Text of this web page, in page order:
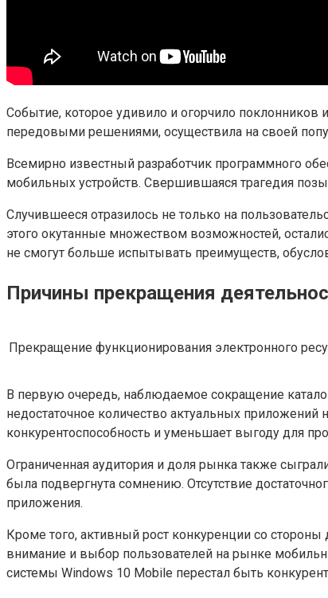
Событие, которое удивило и огорчило
передовыми решениями, осуществила на своей
Всемирно известный разработчик программного
мобильных устройств. Свершившаяся трагедия
Случившееся отразилось не только на
этого окутанные множеством возможностей,
не смогут больше испытывать преимуществ,
Причины прекращения
Прекращение функционирования электронного
В первую очередь, наблюдаемое сокращение
недостаточное количество актуальных
конкурентоспособность и уменьшает выгоду для
Ограниченная аудитория и доля рынка также
была подвергнута сомнению. Отсутствие
приложения.
Кроме того, активный рост конкуренции со
внимание и выбор пользователей на рынке
системы Windows 10 Mobile перестал быть